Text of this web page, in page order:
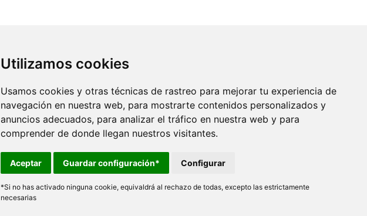
Utilizamos cookies
Usamos cookies y otras técnicas de rastreo para mejorar tu experiencia de
navegación en nuestra web, para mostrarte contenidos personalizados y
anuncios adecuados, para analizar el tráfico en nuestra web y para
comprender de donde llegan nuestros visitantes.
Aceptar Guardar configuración* Configurar
*Si no has activado ninguna cookie, equivaldrá al rechazo de todas, excepto las estrictamente
necesarias